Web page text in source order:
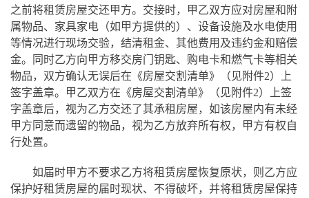
之前将租赁房屋交还甲方。 交接时，甲乙双方应对房屋和附
属物品、家具家电（如甲方提供的）、设备设施及水电使用
等情况进行现场交验，结清租金、其他费用及违约金和赔偿
金。同时乙方向甲方移交房门钥匙、购电卡和燃气卡等相关
物品，双方确认无误后在《房屋交割清单》（见附件2）上
签字盖章。甲乙双方在《房屋交割清单》（见附件2）上签
字盖章后，视为乙方交还了其承租房屋，如该房屋内有未经
甲方同意而遗留的物品，视为乙方放弃所有权，甲方有权自
行处置。
如届时甲方不要求乙方将租赁房屋恢复原状，则乙方应
保护好租赁房屋的届时现状、不得破坏，并将租赁房屋保持